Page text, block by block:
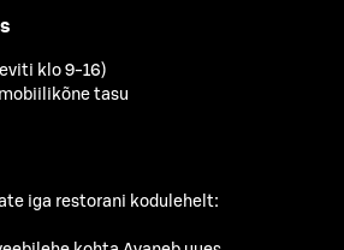
klo 9-16)
tasu
iga restorani kodulehelt: